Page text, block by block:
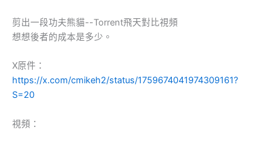
剪出一段功夫熊貓--Torrent飛天對比視頻
想想後者的成本是多少。
X原件：
https://x.com/cmikeh2/status/1759674041974309161?
S=20
視頻：